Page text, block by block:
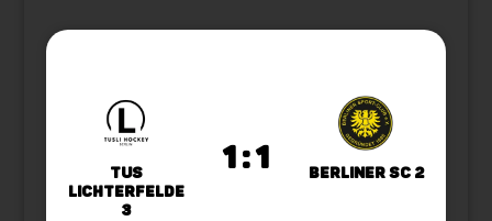
TuS
Lichterfelde
3
1 : 1 Berliner SC 2